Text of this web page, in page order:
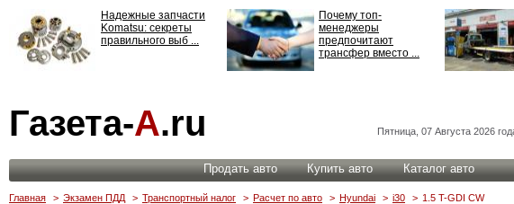
Надежные запчасти
Komatsu: секреты
правильного выб ...
Почему топ-
менеджеры
предпочитают
трансфер вместо ...
ответственности: все,
что нужно знать ...
Газета-А.ru Пятница, 07 Августа 2026
Продать авто Купить авто Каталог авто
Главная > Экзамен ПДД > Транспортный налог > Расчет по авто > Hyundai > i30 > 1.5 T-GDI CW